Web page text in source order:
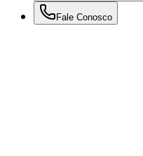
Fale Conosco